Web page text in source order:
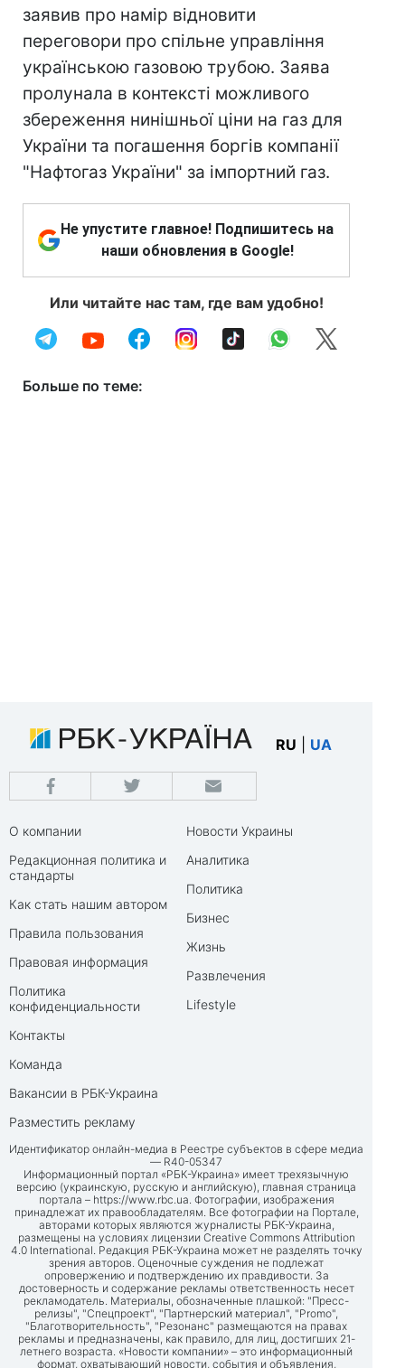
заявив про намір відновити
переговори про спільне управління
українською газовою трубою. Заява
пролунала в контексті можливого
збереження нинішньої ціни на газ для
України та погашення боргів компанії
"Нафтогаз України" за імпортний газ.
Не упустите главное! Подпишитесь на
наши обновления в Google!
Или читайте нас там, где вам удобно!
Больше по теме:
RU UA
О компании
Редакционная политика и
стандарты
Как стать нашим автором
Правила пользования
Правовая информация
Политика
конфиденциальности
Контакты
Команда
Вакансии в РБК-Украина
Разместить рекламу
Новости Украины
Аналитика
Политика
Бизнес
Жизнь
Развлечения
Lifestyle
Идентификатор онлайн-медиа в Реестре субъектов в сфере медиа
— R40-05347
Информационный портал «РБК-Украина» имеет трехязычную
версию (украинскую, русскую и английскую), главная страница
портала – https://www.rbc.ua. Фотографии, изображения
принадлежат их правообладателям. Все фотографии на Портале,
авторами которых являются журналисты РБК-Украина,
размещены на условиях лицензии Creative Commons Attribution
4.0 International. Редакция РБК-Украина может не разделять точку
зрения авторов. Оценочные суждения не подлежат
опровержению и подтверждению их правдивости. За
достоверность и содержание рекламы ответственность несет
рекламодатель. Материалы, обозначенные плашкой: "Пресс-
релизы", "Спецпроект", "Партнерский материал", "Promo",
"Благотворительность", "Резонанс" размещаются на правах
рекламы и предназначены, как правило, для лиц, достигших 21-
летнего возраста. «Новости компании» – это информационный
формат, охватывающий новости, события и объявления,